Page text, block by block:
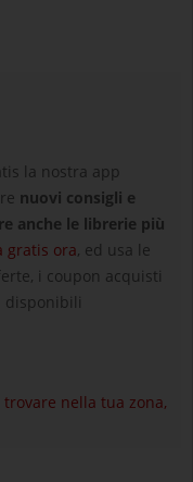
la nostra app
nuovi consigli e
anche le librerie più
gratis ora, ed usa le
i coupon acquisti
disponibili
nella tua zona,